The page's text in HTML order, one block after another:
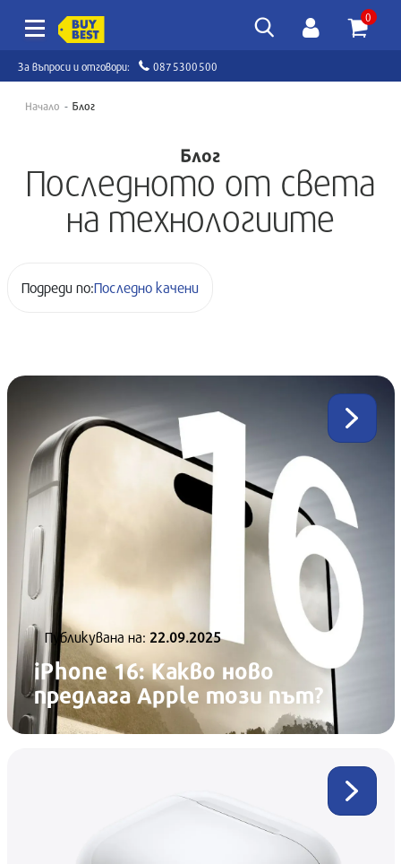
0
За въпроси и отговори: 0875300500
Начало Блог
Блог
Последното от света
на технологиите
Подреди по:
Публикувана нa: 22.09.2025
iPhone 16: Какво ново
предлага Apple този път?